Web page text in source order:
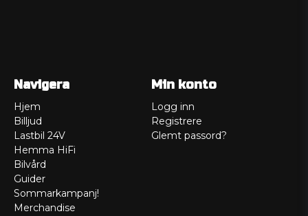
Navigera
Hjem
Billjud
Lastbil 24V
Hemma HiFi
Bilvård
Guider
Sommarkampanj!
Merchandise
Min konto
Logg inn
Registrere
Glemt passord?